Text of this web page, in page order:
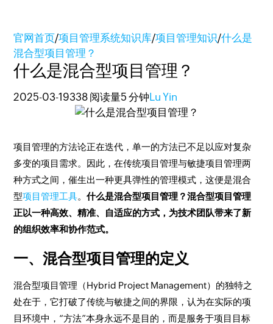
官网首页/项目管理系统知识库/项目管理知识/什么是
混合型项目管理？
什么是混合型项目管理？
2025-03-19338 阅读量5 分钟 Lu Yin
项目管理的方法论正在迭代，单一的方法已不足以应对复杂
多变的项目需求。因此，在传统项目管理与敏捷项目管理两
种方式之间，催生出一种更具弹性的管理模式，这便是混合
型项目管理工具。什么是混合型项目管理？混合型项目管理
正以一种高效、精准、自适应的方式，为技术团队带来了新
的组织效率和协作范式。
一、混合型项目管理的定义
混合型项目管理（Hybrid Project Management）的独特之
处在于，它打破了传统与敏捷之间的界限，认为在实际的项
目环境中，“方法”本身永远不是目的，而是服务于项目目标